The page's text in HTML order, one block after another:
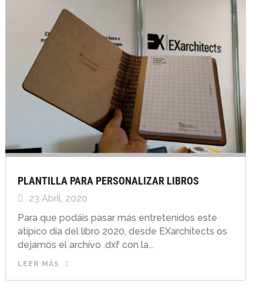
PLANTILLA PARA PERSONALIZAR LIBROS
23 Abril, 2020
Para que podáis pasar más entretenidos este
atípico día del libro 2020, desde EXarchitects os
dejamos el archivo .dxf con la...
LEER MÁS